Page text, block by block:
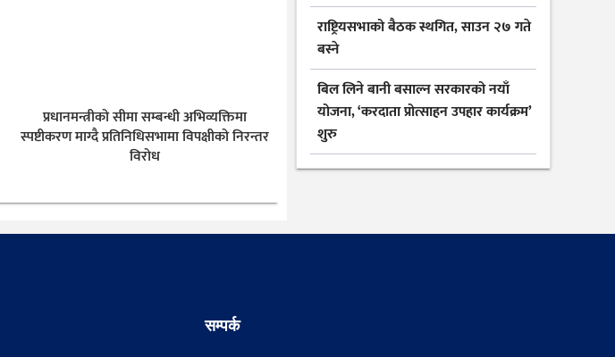
प्रधानमन्त्रीको सीमा सम्बन्धी अभिव्यक्तिमा
स्पष्टीकरण माग्दै प्रतिनिधिसभामा विपक्षीको निरन्तर
विरोध
राष्ट्रियसभाको बैठक स्थगित, साउन २७ गते
बस्ने
बिल लिने बानी बसाल्न सरकारको नयाँ
योजना, ‘करदाता प्रोत्साहन उपहार कार्यक्रम’
शुरु
सम्पर्क